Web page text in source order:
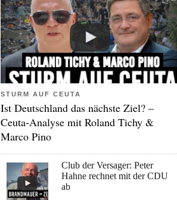
STURM AUF CEUTA
Ist Deutschland das nächste Ziel? –
Ceuta-Analyse mit Roland Tichy &
Marco Pino
Club der Versager: Peter
Hahne rechnet mit der CDU
ab